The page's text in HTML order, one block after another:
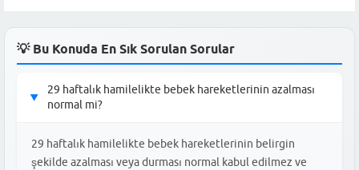
💡 Bu Konuda En Sık Sorulan Sorular
▶
29 haftalık hamilelikte bebek hareketlerinin azalması
normal mi?
29 haftalık hamilelikte bebek hareketlerinin belirgin
şekilde azalması veya durması normal kabul edilmez ve